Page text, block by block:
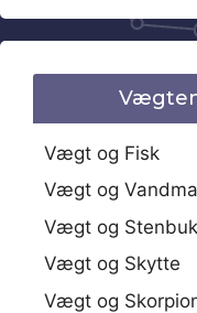
Vægt og Fisk
Vægt og
Vægt og Stenbuk
Vægt og Skytte
Vægt og